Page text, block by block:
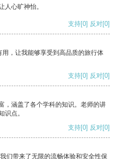
人心旷神怡。
支持[0] 反对[0]
，让我能够享受到高品质的旅行体
支持[0] 反对[0]
，涵盖了各个学科的知识。老师的讲
识点。
支持[0] 反对[0]
们带来了无限的流畅体验和安全性保